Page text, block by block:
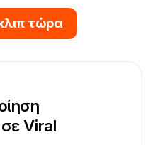
τώρα
Viral